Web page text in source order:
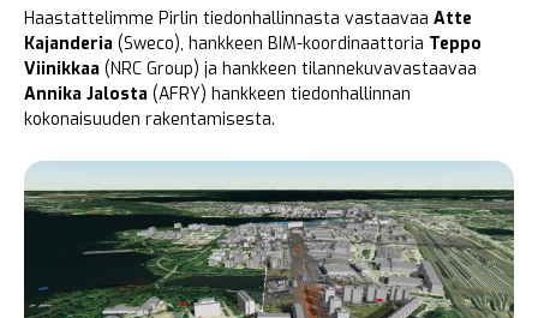
Haastattelimme Pirlin tiedonhallinnasta vastaavaa Atte
Kajanderia (Sweco), hankkeen BIM-koordinaattoria Teppo
Viinikkaa (NRC Group) ja hankkeen tilannekuvavastaavaa
Annika Jalosta (AFRY) hankkeen tiedonhallinnan
kokonaisuuden rakentamisesta.